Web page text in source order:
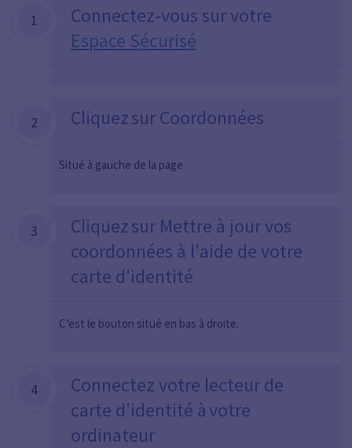
1
Connectez-vous sur votre
Espace Sécurisé
2 Cliquez sur Coordonnées
Situé à gauche de la page.
3
Cliquez sur Mettre à jour vos
coordonnées à l'aide de votre
carte d'identité
C’est le bouton situé en bas à droite.
4
Connectez votre lecteur de
carte d'identité à votre
ordinateur